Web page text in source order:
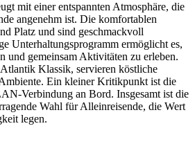
mit einer entspannten Atmosphäre, die
angenehm ist. Die komfortablen
Platz und sind geschmackvoll
Unterhaltungsprogramm ermöglicht es,
und gemeinsam Aktivitäten zu erleben.
Klassik, servieren köstliche
Ein kleiner Kritikpunkt ist die
Verbindung an Bord. Insgesamt ist die
Wahl für Alleinreisende, die Wert
legen.